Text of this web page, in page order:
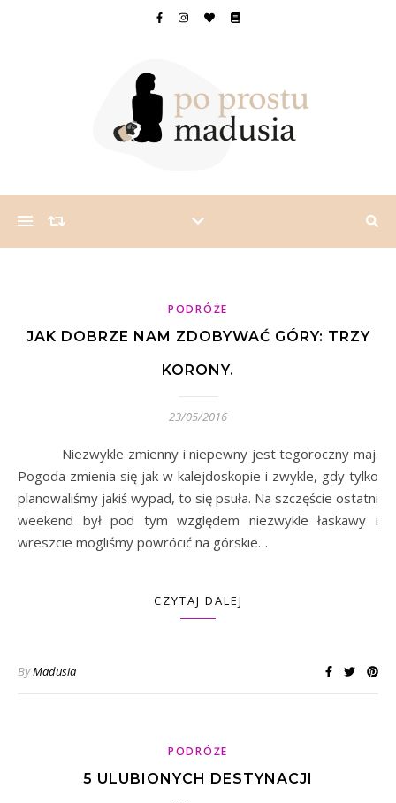
PODRÓŻE
JAK DOBRZE NAM ZDOBYWAĆ GÓRY: TRZY
KORONY.
23/05/2016
Niezwykle zmienny i niepewny jest tegoroczny maj.
Pogoda zmienia się jak w kalejdoskopie i zwykle, gdy tylko
planowaliśmy jakiś wypad, to się psuła. Na szczęście ostatni
weekend był pod tym względem niezwykle łaskawy i
wreszcie mogliśmy powrócić na górskie…
CZYTAJ DALEJ
ByMadusia
PODRÓŻE
5 ULUBIONYCH DESTYNACJI